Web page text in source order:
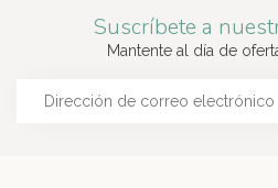
Suscríbete a
Mantente al día de